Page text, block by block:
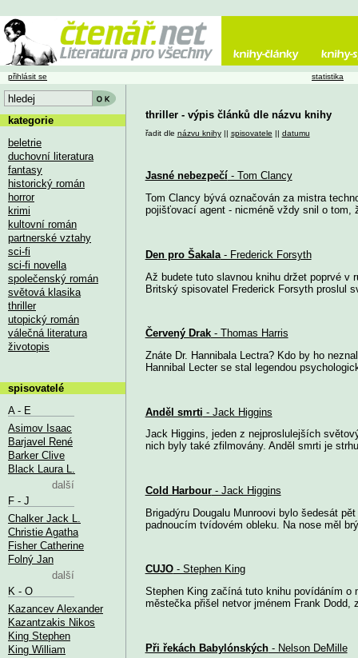
thriller - výpis článků dle názvu knihy
řadit dle názvu knihy|| spisovatele || datumu
Jasné nebezpečí- Tom Clancy
Tom Clancy bývá označován za mistra
pojišťovací agent - nicméně vždy snil o tom,
Den pro Šakala- Frederick Forsyth
Až budete tuto slavnou knihu držet poprvé v
Britský spisovatel Frederick Forsyth proslul
Červený Drak- Thomas Harris
Znáte Dr. Hannibala Lectra? Kdo by ho
Hannibal Lecter se stal legendou
Anděl smrti - Jack Higgins
Jack Higgins, jeden z nejproslulejších
nich byly také zfilmovány. Anděl smrti je
Cold Harbour- Jack Higgins
Brigadýru Dougalu Munroovi bylo šedesát
padnoucím tvídovém obleku. Na nose měl
CUJO- Stephen King
Stephen King začíná tuto knihu povídáním
městečka přišel netvor jménem Frank Dodd,
Při řekách Babylónských- Nelson DeMille
přihlásit se statistika
kategorie
beletrie
duchovní literatura
fantasy
historický román
horror
krimi
kultovní román
partnerské vztahy
sci-fi
sci-fi novella
společenský román
světová klasika
thriller
utopický román
válečná literatura
životopis
spisovatelé
A - E
Asimov Isaac
Barjavel René
Barker Clive
Black Laura L.
další
F - J
Chalker Jack L.
Christie Agatha
Fisher Catherine
Folný Jan
další
K - O
Kazancev Alexander
Kazantzakis Nikos
King Stephen
King William